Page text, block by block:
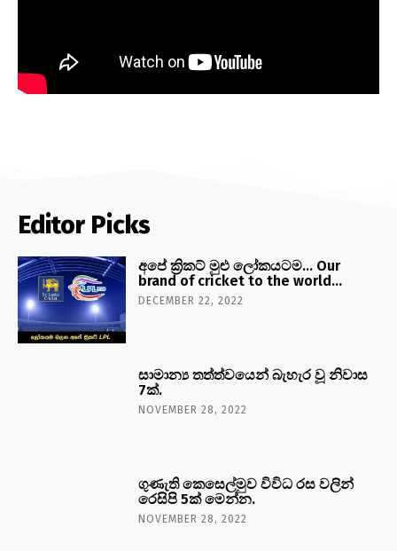
Editor Picks
අපේ ක්‍රිකට් මුළු ලෝකයටම… Our
brand of cricket to the world…
DECEMBER 22, 2022
සාමාන්‍ය තත්ත්වයෙන් බැහැර වූ නිවාස
7ක්.
NOVEMBER 28, 2022
ගුණැති කෙසෙල්මුව විවිධ රස වලින්
රෙසිපි 5ක් මෙන්න.
NOVEMBER 28, 2022